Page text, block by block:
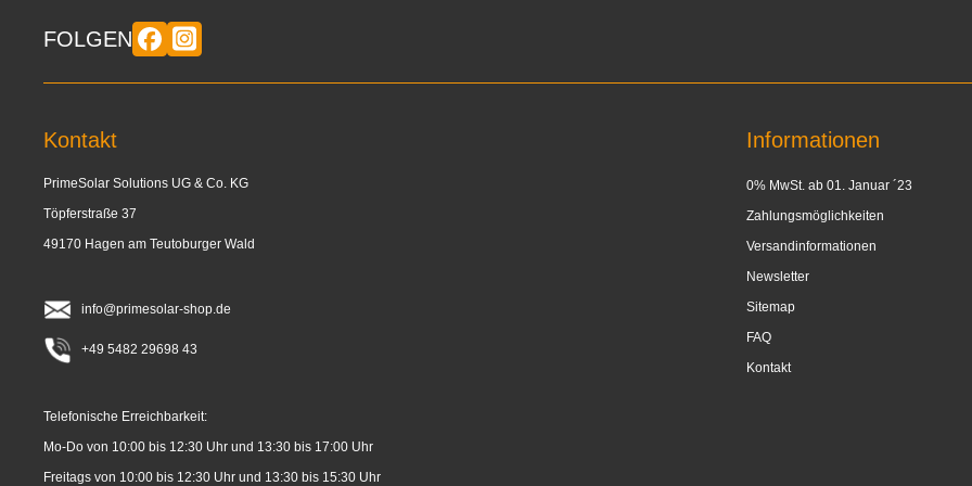
FOLGEN
Kontakt
PrimeSolar Solutions UG & Co. KG
Töpferstraße 37
49170 Hagen am Teutoburger Wald
info@primesolar-shop.de
+49 5482 29698 43
Telefonische Erreichbarkeit:
Mo-Do von 10:00 bis 12:30 Uhr und 13:30 bis 17:00 Uhr
Freitags von 10:00 bis 12:30 Uhr und 13:30 bis 15:30 Uhr
Informationen
0% MwSt. ab 01. Januar ´23
Zahlungsmöglichkeiten
Versandinformationen
Newsletter
Sitemap
FAQ
Kontakt